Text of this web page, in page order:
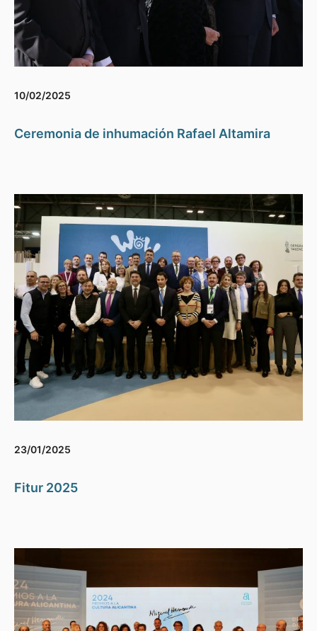
10/02/2025
Ceremonia de inhumación Rafael Altamira
23/01/2025
Fitur 2025